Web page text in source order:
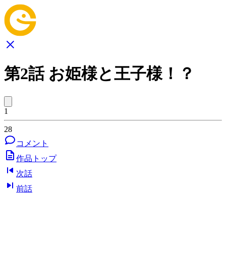
第2話 お姫様と王子様！？
1
28
コメント
作品トップ
次話
前話